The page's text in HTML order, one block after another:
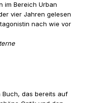
im Bereich Urban
vier Jahren gelesen
nach wie vor
Buch, das bereits auf